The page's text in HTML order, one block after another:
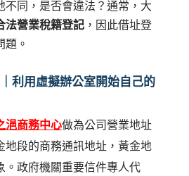
不同，是否會違法？通常，大
法營業稅籍登記，因此借址登
。
利用虛擬辦公室開始自己的
浥商務中心做為公司營業地址
地段的商務通訊地址，黃金地
。政府機關重要信件專人代